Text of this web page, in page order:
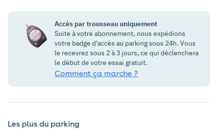
Accès par trousseau uniquement
Suite à votre abonnement, nous expédions
votre badge d'accès au parking sous 24h. Vous
le recevrez sous 2 à 3 jours, ce qui déclenchera
le début de votre essai gratuit.
Comment ça marche ?
Les plus du parking